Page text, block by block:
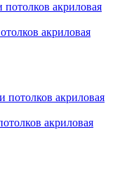
акриловая
акриловая